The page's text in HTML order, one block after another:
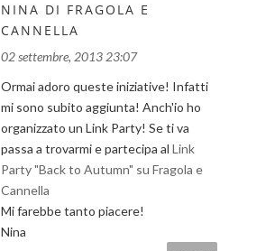
NINA DI FRAGOLA E
CANNELLA
02 settembre, 2013 23:07
Ormai adoro queste iniziative! Infatti
mi sono subito aggiunta! Anch'io ho
organizzato un Link Party! Se ti va
passa a trovarmi e partecipa al Link
Party "Back to Autumn" su Fragola e
Cannella
Mi farebbe tanto piacere!
Nina